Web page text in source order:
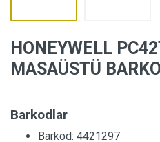
HONEYWELL
MASAÜSTÜ
Barkodlar
Barkod: 4421297